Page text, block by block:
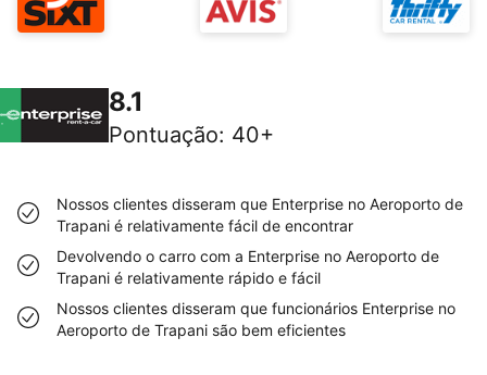
8.1
Pontuação: 40+
Nossos clientes disseram que Enterprise no Aeroporto de
Trapani é relativamente fácil de encontrar
Devolvendo o carro com a Enterprise no Aeroporto de
Trapani é relativamente rápido e fácil
Nossos clientes disseram que funcionários Enterprise no
Aeroporto de Trapani são bem eficientes